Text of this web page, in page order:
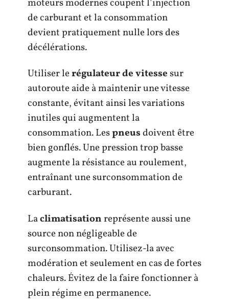
moteurs modernes coupent l’injection
de carburant et la consommation
devient pratiquement nulle lors des
décélérations.
Utiliser lerégulateur de vitessesur
autoroute aide à maintenir une vitesse
constante, évitant ainsi les variations
inutiles qui augmentent la
consommation. Lespneusdoivent être
bien gonflés. Une pression trop basse
augmente la résistance au roulement,
entraînant une surconsommation de
carburant.
Laclimatisationreprésente aussi une
source non négligeable de
surconsommation. Utilisez-la avec
modération et seulement en cas de fortes
chaleurs. Évitez de la faire fonctionner à
plein régime en permanence.